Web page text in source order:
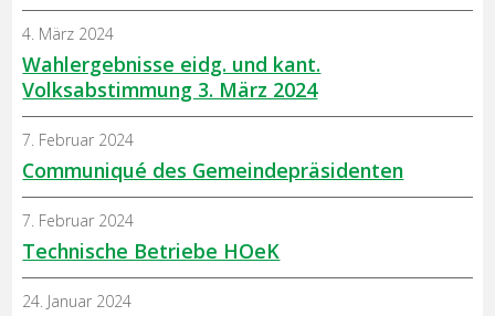
Wahlergebnisse eidg. und kant.
Volksabstimmung 3. März 2024
4. März 2024
Communiqué des Gemeindepräsidenten
7. Februar 2024
Technische Betriebe HOeK
7. Februar 2024
24. Januar 2024